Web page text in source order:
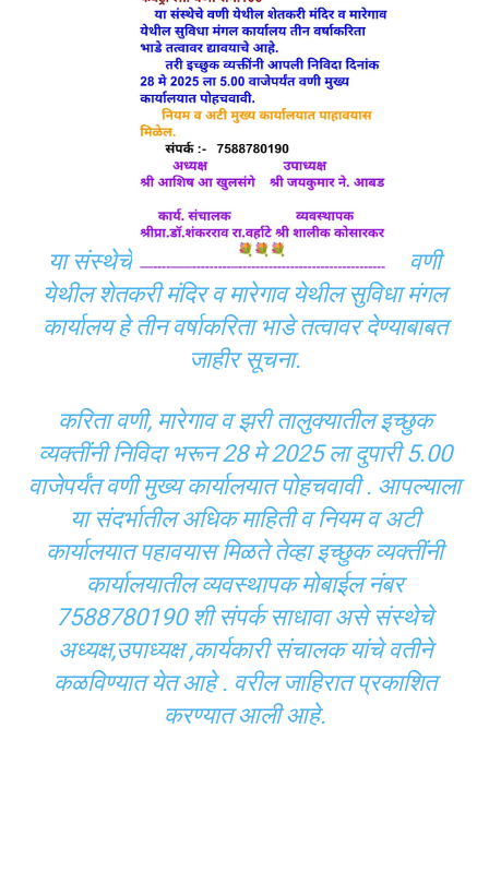
या संस्थेचे
वणी
येथील शेतकरी मंदिर व मारेगाव येथील सुविधा मंगल
कार्यालय हे तीन वर्षाकरिता भाडे तत्वावर देण्याबाबत
जाहीर सूचना.
करिता वणी, मारेगाव व झरी तालुक्यातील इच्छुक
व्यक्तींनी निविदा भरून 28 मे 2025 ला दुपारी 5.00
वाजेपर्यंत वणी मुख्य कार्यालयात पोहचवावी . आपल्याला
या संदर्भातील अधिक माहिती व नियम व अटी
कार्यालयात पहावयास मिळते तेव्हा इच्छुक व्यक्तींनी
कार्यालयातील व्यवस्थापक मोबाईल नंबर
7588780190 शी संपर्क साधावा असे संस्थेचे
अध्यक्ष,उपाध्यक्ष ,कार्यकारी संचालक यांचे वतीने
कळविण्यात येत आहे . वरील जाहिरात प्रकाशित
करण्यात आली आहे.